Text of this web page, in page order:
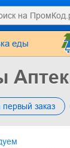
еды
первый заказ